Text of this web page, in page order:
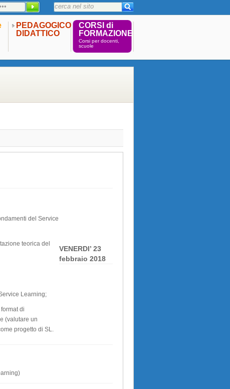
PEDAGOGICO
DIDATTICO
CORSI di
FORMAZIONE
Corsi per docenti,
scuole
del Service
teorica del
VENERDI’ 23
febbraio 2018
Learning;
di
(valutare un
progetto di SL.